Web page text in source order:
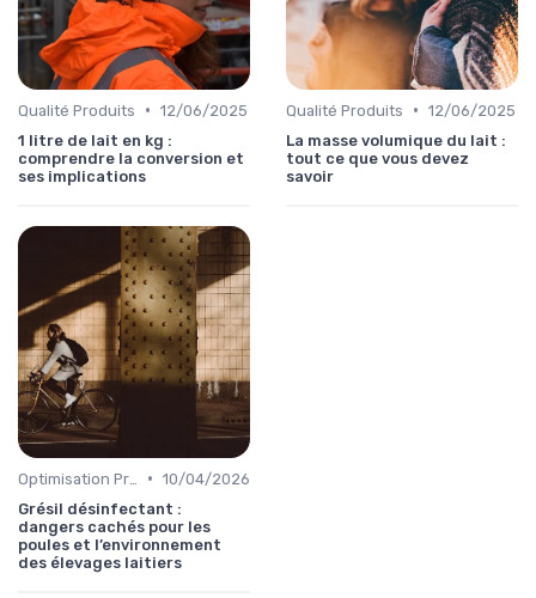
Qualité Produits • 12/06/2025
1 litre de lait en kg :
comprendre la conversion et
ses implications
Qualité Produits • 12/06/2025
La masse volumique du lait :
tout ce que vous devez
savoir
• 10/04/2026
Grésil désinfectant :
dangers cachés pour les
poules et l’environnement
des élevages laitiers